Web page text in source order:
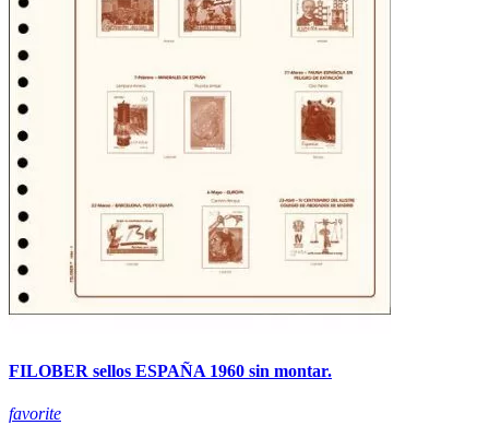
FILOBER sellos ESPAÑA 1960 sin montar.
favorite